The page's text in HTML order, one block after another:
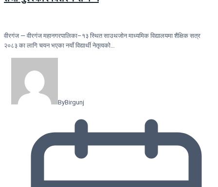
वीरगंज — वीरगंज महानगरपालिका–१३ स्थित साउथजोन माध्यमिक विद्यालयमा शैक्षिक सत्र
२०८३ का लागि चयन भएका नयाँ विद्यार्थी नेतृत्वको…
ByBirgunj